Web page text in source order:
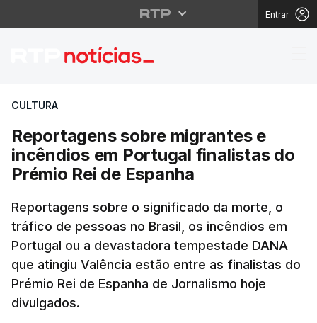
Entrar
Reportagens sobre
CULTURA
Reportagens sobre migrantes e
incêndios em Portugal finalistas do
Prémio Rei de Espanha
Reportagens sobre o significado da morte, o
tráfico de pessoas no Brasil, os incêndios em
Portugal ou a devastadora tempestade DANA
que atingiu Valência estão entre as finalistas do
Prémio Rei de Espanha de Jornalismo hoje
divulgados.